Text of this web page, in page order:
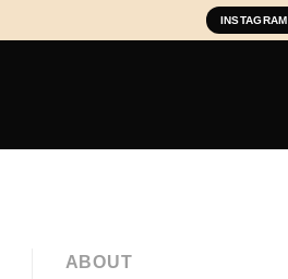
INSTAGRAM
ABOUT